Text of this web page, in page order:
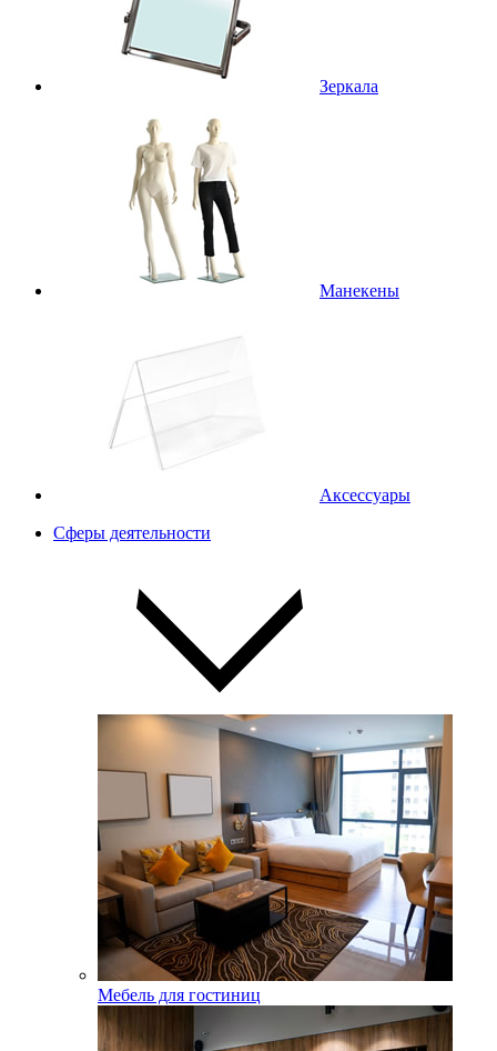
Зеркала
Манекены
Аксессуары
Сферы деятельности
Мебель для гостиниц